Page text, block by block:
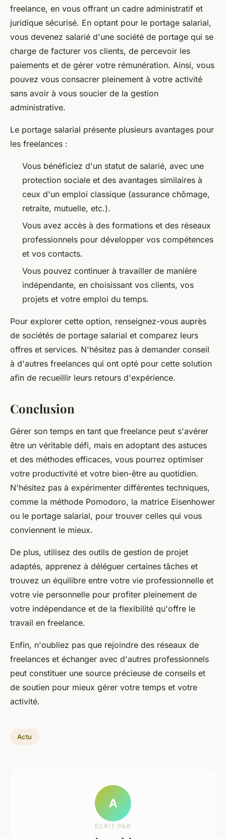
freelance, en vous offrant un cadre administratif et
juridique sécurisé. En optant pour le portage salarial,
vous devenez salarié d'une société de portage qui se
charge de facturer vos clients, de percevoir les
paiements et de gérer votre rémunération. Ainsi, vous
pouvez vous consacrer pleinement à votre activité
sans avoir à vous soucier de la gestion
administrative.
Le portage salarial présente plusieurs avantages pour
les freelances :
Vous bénéficiez d'un statut de salarié, avec une
protection sociale et des avantages similaires à
ceux d'un emploi classique (assurance chômage,
retraite, mutuelle, etc.).
Vous avez accès à des formations et des réseaux
professionnels pour développer vos compétences
et vos contacts.
Vous pouvez continuer à travailler de manière
indépendante, en choisissant vos clients, vos
projets et votre emploi du temps.
Pour explorer cette option, renseignez-vous auprès
de sociétés de portage salarial et comparez leurs
offres et services. N'hésitez pas à demander conseil
à d'autres freelances qui ont opté pour cette solution
afin de recueillir leurs retours d'expérience.
Conclusion
Gérer son temps en tant que freelance peut s'avérer
être un véritable défi, mais en adoptant des astuces
et des méthodes efficaces, vous pourrez optimiser
votre productivité et votre bien-être au quotidien.
N'hésitez pas à expérimenter différentes techniques,
comme la méthode Pomodoro, la matrice Eisenhower
ou le portage salarial, pour trouver celles qui vous
conviennent le mieux.
De plus, utilisez des outils de gestion de projet
adaptés, apprenez à déléguer certaines tâches et
trouvez un équilibre entre votre vie professionnelle et
votre vie personnelle pour profiter pleinement de
votre indépendance et de la flexibilité qu'offre le
travail en freelance.
Enfin, n'oubliez pas que rejoindre des réseaux de
freelances et échanger avec d'autres professionnels
peut constituer une source précieuse de conseils et
de soutien pour mieux gérer votre temps et votre
activité.
Actu
A
ECRIT PAR